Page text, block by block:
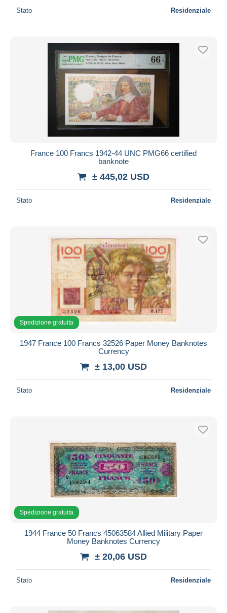
Stato Residenziale
France 100 Francs 1942-44 UNC PMG66 certified
banknote
± 445,02 USD
Stato Residenziale
Spedizione gratuita
1947 France 100 Francs 32526 Paper Money Banknotes
Currency
± 13,00 USD
Stato Residenziale
Spedizione gratuita
1944 France 50 Francs 45063584 Allied Military Paper
Money Banknotes Currency
± 20,06 USD
Stato Residenziale